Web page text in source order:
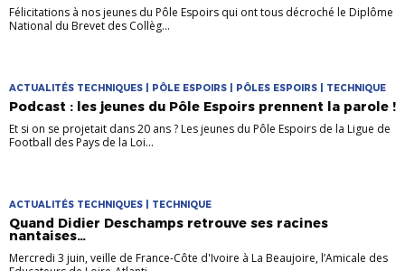
Félicitations à nos jeunes du Pôle Espoirs qui ont tous décroché le Diplôme
National du Brevet des Collèg...
ACTUALITÉS TECHNIQUES | PÔLE ESPOIRS | PÔLES ESPOIRS | TECHNIQUE
Podcast : les jeunes du Pôle Espoirs prennent la parole !
Et si on se projetait dans 20 ans ? Les jeunes du Pôle Espoirs de la Ligue de
Football des Pays de la Loi...
ACTUALITÉS TECHNIQUES | TECHNIQUE
Quand Didier Deschamps retrouve ses racines
nantaises…
Mercredi 3 juin, veille de France-Côte d'Ivoire à La Beaujoire, l’Amicale des